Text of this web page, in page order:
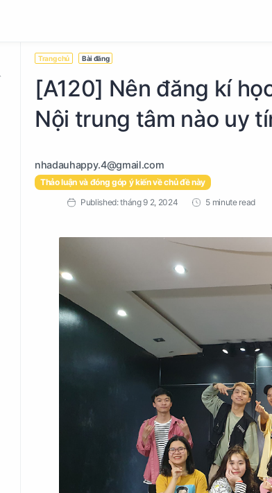
Trang chủ Bài đăng
[A120] Nên đăng kí
Nội trung tâm nào uy
Thảo luận và đóng góp ý kiến về chủ đề này
5 minute read